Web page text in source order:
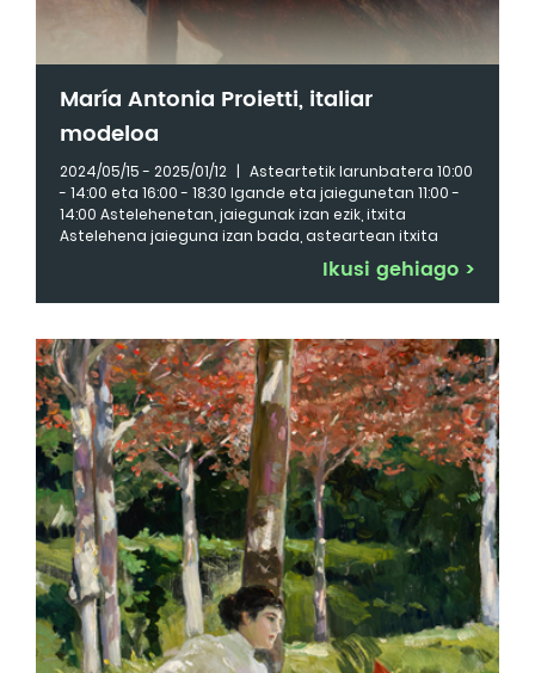
María Antonia Proietti, italiar
modeloa
2024/05/15 - 2025/01/12 | Asteartetik larunbatera 10:00
- 14:00 eta 16:00 - 18:30 Igande eta jaiegunetan 11:00 -
14:00 Astelehenetan, jaiegunak izan ezik, itxita
Astelehena jaieguna izan bada, asteartean itxita
Ikusi gehiago >